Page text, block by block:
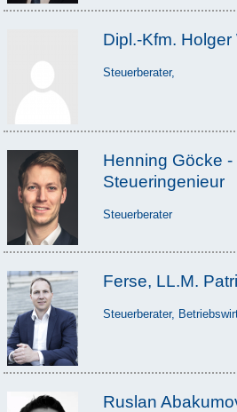
Dipl.-Kfm.
Steuerberater,
Henning Göcke -
Steueringenieur
Steuerberater
Ferse, LL.M.
Steuerberater,
Ruslan